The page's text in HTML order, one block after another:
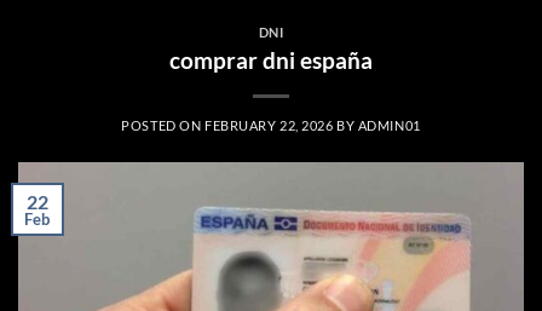
DNI
comprar dni españa
POSTED ON FEBRUARY 22, 2026 BY ADMIN01
22
Feb